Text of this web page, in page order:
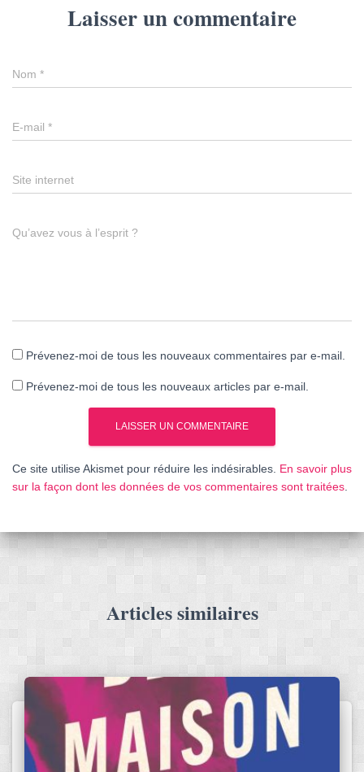
Laisser un commentaire
Nom *
E-mail *
Site internet
Qu’avez vous à l’esprit ?
Prévenez-moi de tous les nouveaux commentaires par e-mail.
Prévenez-moi de tous les nouveaux articles par e-mail.
Ce site utilise Akismet pour réduire les indésirables. En savoir plus
sur la façon dont les données de vos commentaires sont traitées
Articles similaires